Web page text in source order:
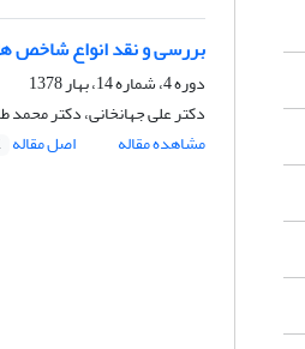
بررسی و نقد انواع شاخص
دوره 4، شماره 14، بهار 1378
دکتر علی جهانخانی، دکتر محمد
مشاهده مقاله
اصل مقاله